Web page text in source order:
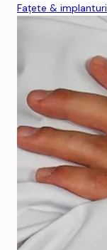
Fațete & implanturi